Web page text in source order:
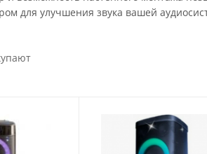
для улучшения звука вашей